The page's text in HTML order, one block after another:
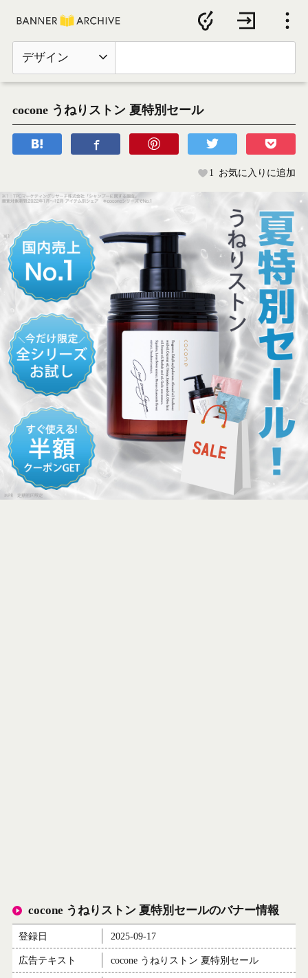
デザイン
cocone うねりストン 夏特別セール
1 お気に入りに追加
cocone うねりストン 夏特別セールのバナー情報
登録日 2025-09-17
広告テキスト cocone うねりストン 夏特別セール